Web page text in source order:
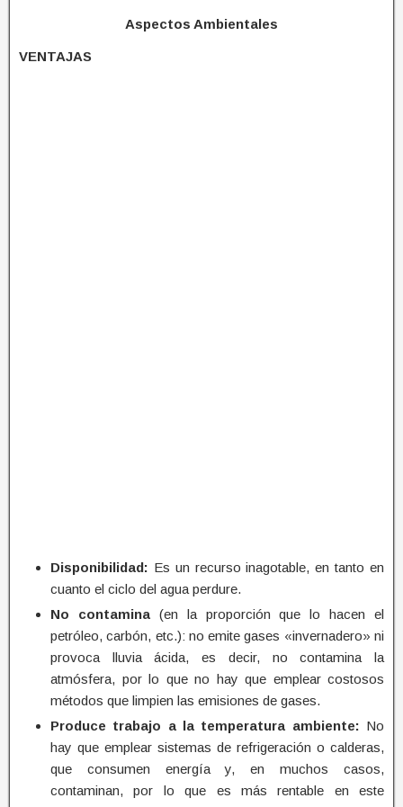
Aspectos Ambientales
VENTAJAS
Disponibilidad: Es un recurso inagotable, en tanto en
cuanto el ciclo del agua perdure.
No contamina (en la proporción que lo hacen el
petróleo, carbón, etc.): no emite gases «invernadero» ni
provoca lluvia ácida, es decir, no contamina la
atmósfera, por lo que no hay que emplear costosos
métodos que limpien las emisiones de gases.
Produce trabajo a la temperatura ambiente: No
hay que emplear sistemas de refrigeración o calderas,
que consumen energía y, en muchos casos,
contaminan, por lo que es más rentable en este